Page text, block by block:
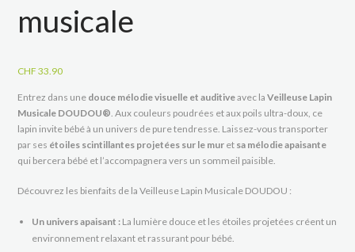
musicale
CHF 33.90
Entrez dans une douce mélodie visuelle et auditiveavec laVeilleuse Lapin
Musicale DOUDOU® . Aux couleurs poudrées et aux poils ultra-doux, ce
lapin invite bébé à un univers de pure tendresse. Laissez-vous transporter
par ses étoiles scintillantes projetées sur le mur et sa mélodie apaisante
qui bercera bébé et l’accompagnera vers un sommeil paisible.
Découvrez les bienfaits de la Veilleuse Lapin Musicale DOUDOU :
Un univers apaisant : La lumière douce et les étoiles projetées créent un
environnement relaxant et rassurant pour bébé.